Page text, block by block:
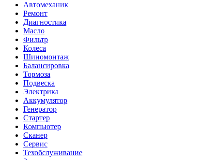
Автомеханик
Ремонт
Диагностика
Масло
Фильтр
Колеса
Шиномонтаж
Балансировка
Тормоза
Подвеска
Электрика
Аккумулятор
Генератор
Стартер
Компьютер
Сканер
Сервис
Техобслуживание